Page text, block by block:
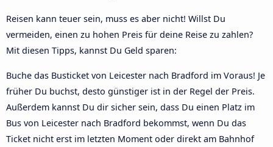
Reisen kann teuer sein, muss es aber nicht! Willst Du
vermeiden, einen zu hohen Preis für deine Reise zu zahlen?
Mit diesen Tipps, kannst Du Geld sparen:
Buche das Busticket von Leicester nach Bradford im Voraus! Je
früher Du buchst, desto günstiger ist in der Regel der Preis.
Außerdem kannst Du dir sicher sein, dass Du einen Platz im
Bus von Leicester nach Bradford bekommst, wenn Du das
Ticket nicht erst im letzten Moment oder direkt am Bahnhof